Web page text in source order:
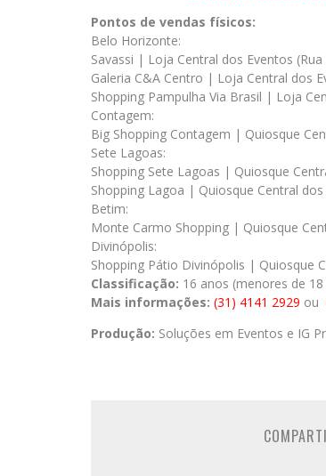
Pontos de vendas físicos:
Belo Horizonte:
Savassi | Loja Central dos Eventos
Galeria C&A Centro | Loja Central dos
Shopping Pampulha Via Brasil | Loja
Contagem:
Big Shopping Contagem | Quiosque
Sete Lagoas:
Shopping Sete Lagoas | Quiosque
Shopping Lagoa | Quiosque Central dos
Betim:
Monte Carmo Shopping | Quiosque
Divinópolis:
Shopping Pátio Divinópolis | Quiosque
Classificação: 16 anos (menores de
Mais informações: (31) 4141 2929 ou
Produção: Soluções em Eventos e IG